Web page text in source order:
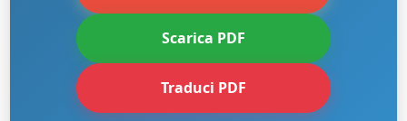
Scarica PDF
Traduci PDF